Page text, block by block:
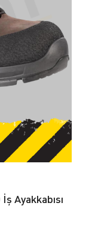
Ayakkabısı